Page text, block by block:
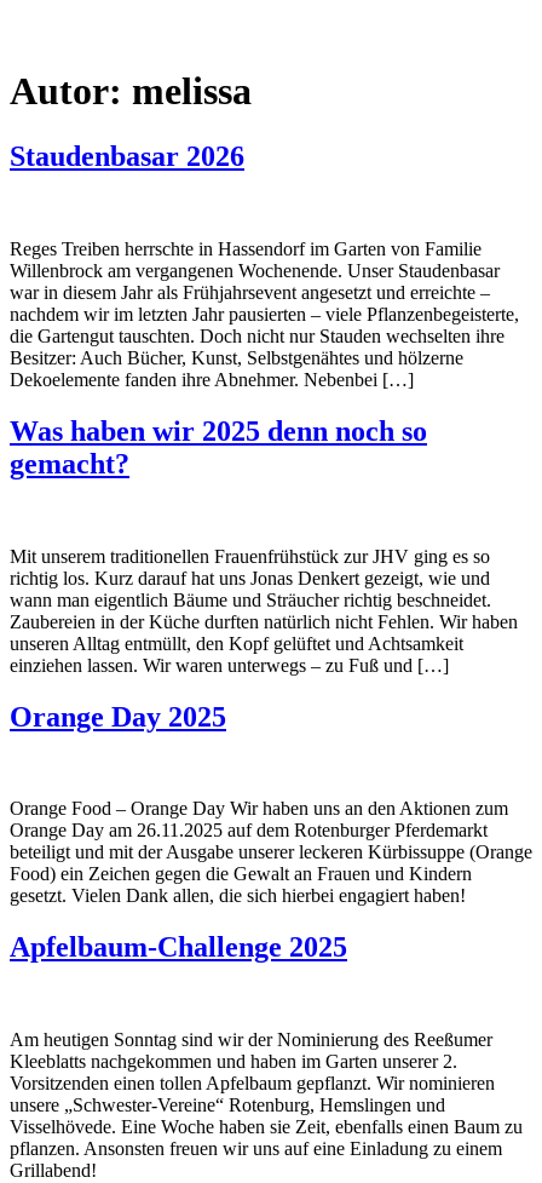
Autor: melissa
Staudenbasar 2026
Reges Treiben herrschte in Hassendorf im Garten von Familie
Willenbrock am vergangenen Wochenende. Unser Staudenbasar
war in diesem Jahr als Frühjahrsevent angesetzt und erreichte –
nachdem wir im letzten Jahr pausierten – viele Pflanzenbegeisterte,
die Gartengut tauschten. Doch nicht nur Stauden wechselten ihre
Besitzer: Auch Bücher, Kunst, Selbstgenähtes und hölzerne
Dekoelemente fanden ihre Abnehmer. Nebenbei […]
Was haben wir 2025 denn noch so
gemacht?
Mit unserem traditionellen Frauenfrühstück zur JHV ging es so
richtig los. Kurz darauf hat uns Jonas Denkert gezeigt, wie und
wann man eigentlich Bäume und Sträucher richtig beschneidet.
Zaubereien in der Küche durften natürlich nicht Fehlen. Wir haben
unseren Alltag entmüllt, den Kopf gelüftet und Achtsamkeit
einziehen lassen. Wir waren unterwegs – zu Fuß und […]
Orange Day 2025
Orange Food – Orange Day Wir haben uns an den Aktionen zum
Orange Day am 26.11.2025 auf dem Rotenburger Pferdemarkt
beteiligt und mit der Ausgabe unserer leckeren Kürbissuppe (Orange
Food) ein Zeichen gegen die Gewalt an Frauen und Kindern
gesetzt. Vielen Dank allen, die sich hierbei engagiert haben!
Apfelbaum-Challenge 2025
Am heutigen Sonntag sind wir der Nominierung des Reeßumer
Kleeblatts nachgekommen und haben im Garten unserer 2.
Vorsitzenden einen tollen Apfelbaum gepflanzt. Wir nominieren
unsere „Schwester-Vereine“ Rotenburg, Hemslingen und
Visselhövede. Eine Woche haben sie Zeit, ebenfalls einen Baum zu
pflanzen. Ansonsten freuen wir uns auf eine Einladung zu einem
Grillabend!